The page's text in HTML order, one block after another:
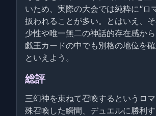
いため、実際の大会では純粋に“ロ
扱われることが多い。とはいえ、
少性や唯一無二の神話的存在感か
戯王カードの中でも別格の地位を
といえよう。
総評
三幻神を束ねて召喚するというロ
殊召喚した瞬間、デュエルに勝利